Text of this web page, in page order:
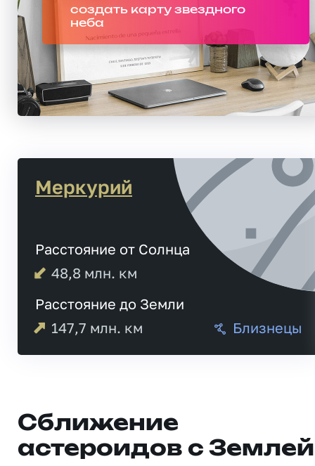
создать карту звездного
неба
Меркурий
Расстояние от Солнца
48,8 млн. км
Расстояние до Земли
147,7 млн. км Близнецы
Сближение
астероидов с Землей